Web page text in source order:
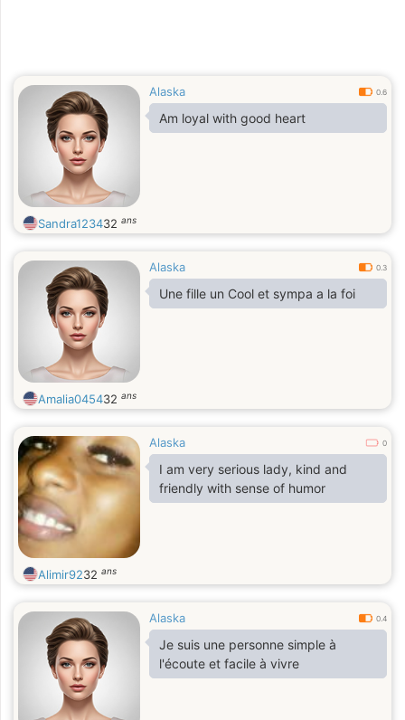
Alaska 0.6
Am loyal with good heart
Sandra123432 ans
Alaska 0.3
Une fille un Cool et sympa a la foi
Amalia045432 ans
Alaska 0
I am very serious lady, kind and
friendly with sense of humor
Alimir9232 ans
Alaska 0.4
Je suis une personne simple à
l'écoute et facile à vivre